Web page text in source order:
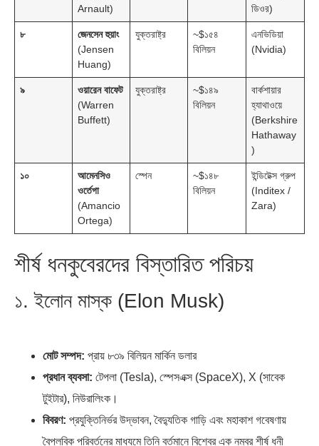
Arnault)
ডিওর)
৮
জেনসেন হুয়াং
(Jensen
Huang)
যুক্তরাষ্ট্র
~$১৫৪
বিলিয়ন
এনভিডিয়া
(Nvidia)
৯
ওয়ারেন বাফেট
(Warren
Buffett)
যুক্তরাষ্ট্র
~$১৪৯
বিলিয়ন
বার্কশায়ার
হ্যাথাওয়ে
(Berkshire
Hathaway
)
১০
আমেনসিও
ওর্তেগা
(Amancio
Ortega)
স্পেন
~$১৪৮
বিলিয়ন
ইন্ডিটেক্স গ্রুপ
(Inditex /
Zara)
শীর্ষ ধনকুবেরদের বিস্তারিত পরিচয়
১. ইলোন মাস্ক (Elon Musk)
মোট সম্পদ: প্রায় ৮৩৯ বিলিয়ন মার্কিন ডলার
প্রধান ব্যবসা: টেপলা (Tesla), স্পেসএক্স (SpaceX), X (সাবেক
টুইটার), নিউরালিংক।
বিবরণ: প্রযুক্তিনির্ভর উদ্ভাবন, বৈদ্যুতিক গাড়ি এবং মহাকাশ গবেষণায়
বৈপ্লবিক পরিবর্তনের মাধ্যমে তিনি বর্তমানে বিশ্বের এক নম্বর শীর্ষ ধনী